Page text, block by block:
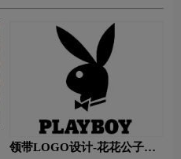
领带LOGO设计-花花公子品